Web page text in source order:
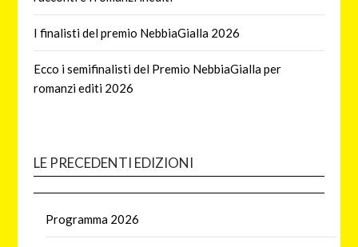
I finalisti del premio NebbiaGialla 2026
Ecco i semifinalisti del Premio NebbiaGialla per
romanzi editi 2026
LE PRECEDENTI EDIZIONI
Programma 2026